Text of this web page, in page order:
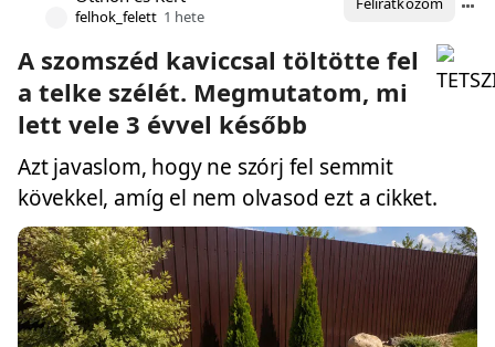
felhok_felett 1 hete
A szomszéd kaviccsal töltötte fel
a telke szélét. Megmutatom, mi
lett vele 3 évvel később
Azt javaslom, hogy ne szórj fel semmit
kövekkel, amíg el nem olvasod ezt a cikket.